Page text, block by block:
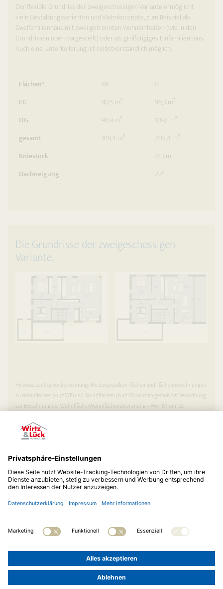
Der flexible Grundriss der zweigeschossigen Variante ermöglicht
viele Gestaltungsvarianten und Wohnkonzepte, zum Beispiel als
Zweifamilienhaus mit zwei getrennten Wohneinheiten (wie in den
Grundrissen oben dargestellt) oder als großzügiges Einfamilienhaus.
Auch eine Unterkellerung ist selbstverständlich möglich.
Flächen* WF
GF
EG
90,5 m²
96,3 m²
OG
98,9 m²
109,1 m²
gesamt
189,4 m²
205,4 m²
Kniestock
213 mm
Dachneigung
22°
Die Grundrisse der zweigeschossigen
Variante.
Hinweise zur Flächenberechnung: Alle dargestellten Flächen und Flächenberechnungen
zu Wohnflächen (kurz WF) und Grundflächen (kurz GF) wurden gemäß der Verordnung
zur Berechnung der Wohnfläche (Wohnflächenverordnung – Wo FlV) vom 25.
Grundfläche in die Wohnfläche eingeflossen. Alle Abbildungen dienen nur der
Illustration.
© 2026Wirtz & Lück Wohnbau GmbH
02173 20473-0
Impressum
Datenschutz